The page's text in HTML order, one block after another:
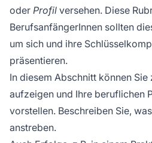
oder Profil versehen. Diese
BerufsanfängerInnen sollten
um sich und ihre
präsentieren.
In diesem Abschnitt können
aufzeigen und Ihre beruflichen
vorstellen. Beschreiben Sie,
anstreben.